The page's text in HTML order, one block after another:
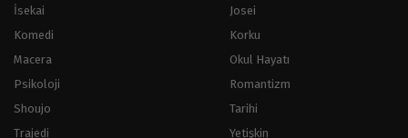
İsekai
Josei
Komedi
Korku
Macera
Okul Hayatı
Psikoloji
Romantizm
Shoujo
Tarihi
Trajedi
Yetişkin